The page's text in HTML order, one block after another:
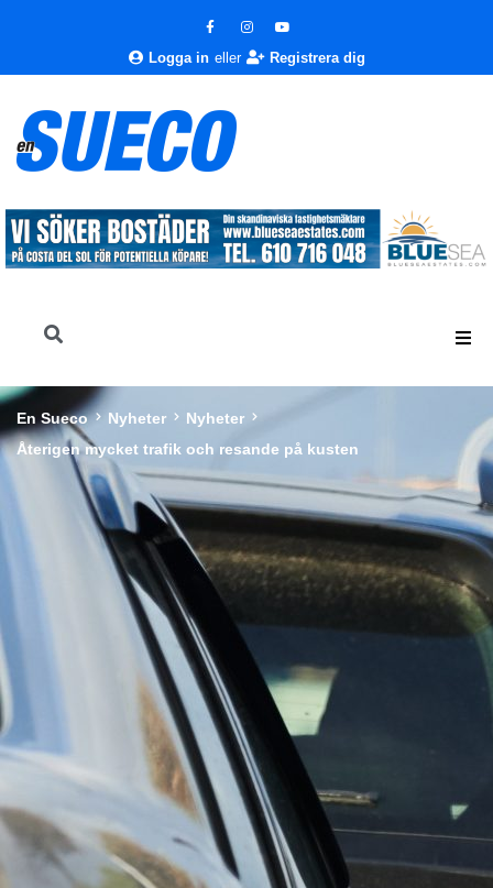
Logga in eller Registrera dig
En Sueco Nyheter
Nyheter
Återigen mycket trafik och resande på kusten